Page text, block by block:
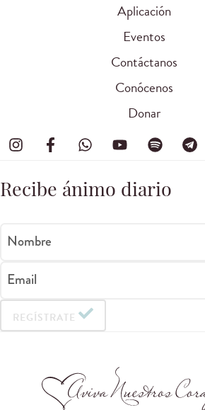
Aplicación
Eventos
Contáctanos
Conócenos
Donar
Recibe ánimo diario
Nombre
Email
REGÍSTRATE